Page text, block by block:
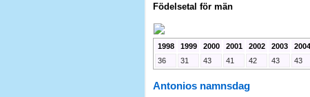
Födelsetal för män
1998 1999 2000 2001 2002 2003 2004
36
31 43 41 42 43 43
Antonios namnsdag